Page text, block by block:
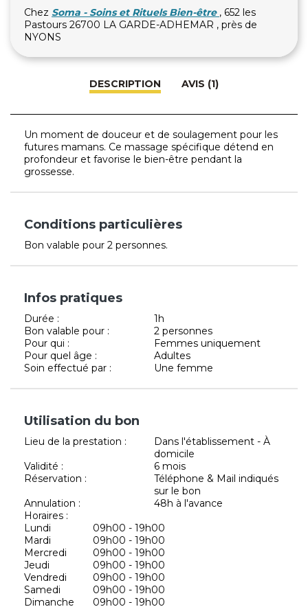
Chez Soma - Soins et Rituels Bien-être , 652 les
Pastours 26700 LA GARDE-ADHEMAR , près de
NYONS
DESCRIPTION AVIS (1)
Un moment de douceur et de soulagement pour les
futures mamans. Ce massage spécifique détend en
profondeur et favorise le bien-être pendant la
grossesse.
Conditions particulières
Bon valable pour 2 personnes.
Infos pratiques
Durée :
1h
Bon valable pour :
2 personnes
Pour qui :
Femmes uniquement
Pour quel âge :
Adultes
Soin effectué par :
Une femme
Utilisation du bon
Lieu de la prestation :
Dans l'établissement - À
domicile
Validité :
6 mois
Réservation :
Téléphone & Mail indiqués
sur le bon
Annulation :
48h à l'avance
Horaires :
Lundi
09h00 - 19h00
Mardi
09h00 - 19h00
Mercredi
09h00 - 19h00
Jeudi
09h00 - 19h00
Vendredi
09h00 - 19h00
Samedi
09h00 - 19h00
Dimanche
09h00 - 19h00